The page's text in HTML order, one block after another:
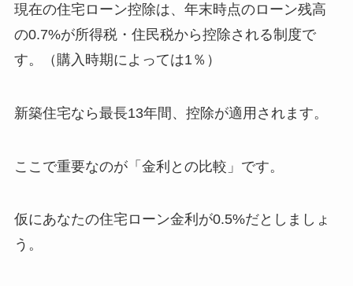
現在の住宅ローン控除は、年末時点のローン残高
の0.7%が所得税・住民税から控除される制度で
す。（購入時期によっては1％）
新築住宅なら最長13年間、控除が適用されます。
ここで重要なのが「金利との比較」です。
仮にあなたの住宅ローン金利が0.5%だとしましょ
う。